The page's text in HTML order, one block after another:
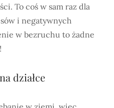
To coś w sam raz dla
i negatywnych
w bezruchu to żadne
działce